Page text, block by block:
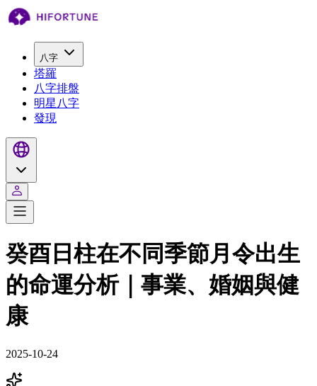
八字
塔羅
八字排盤
明星八字
發現
癸酉日柱在不同季節月令出生
的命運分析｜事業、婚姻與健
康
2025-10-24